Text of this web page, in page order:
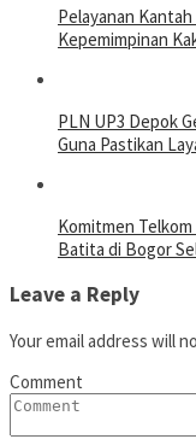
Pelayanan
Kepemimpinan
PLN UP3 Depok
Guna Pastikan
Komitmen Telkom
Batita di Bogor
Leave a Reply
Your email address will
Comment